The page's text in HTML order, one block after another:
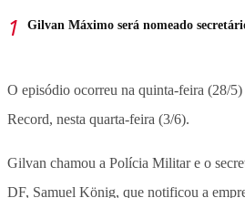
Gilvan Máximo será nomeado
O episódio ocorreu na quinta-feira (28/
Record, nesta quarta-feira (3/6).
Gilvan chamou a Polícia Militar e o
DF, Samuel König, que notificou a